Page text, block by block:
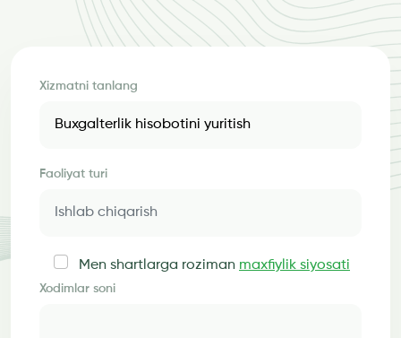
Xizmatni tanlang
Faoliyat turi
Men shartlarga roziman maxfiylik siyosati
Xodimlar soni